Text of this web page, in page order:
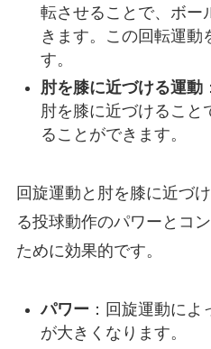
転させることで、ボー
きます。この回転運動
す。
肘を膝に近づける運動
肘を膝に近づけること
ることができます。
回旋運動と肘を膝に近づ
る投球動作のパワーとコ
ために効果的です。
パワー ：回旋運動に
が大きくなります。